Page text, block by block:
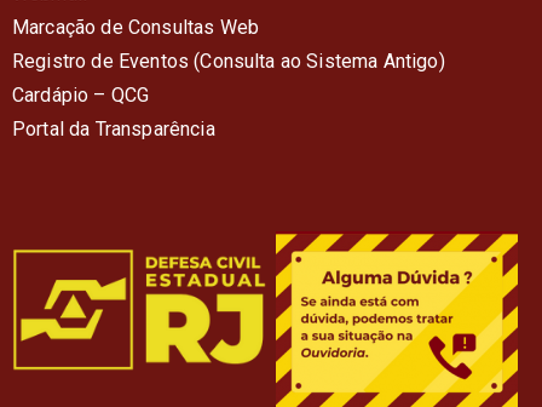
Marcação de Consultas Web
Registro de Eventos (Consulta ao Sistema Antigo)
Cardápio – QCG
Portal da Transparência